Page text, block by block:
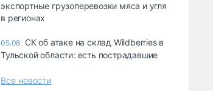
экспортные грузоперевозки мяса и угля
в регионах
05.08 СК об атаке на склад Wildberries в
Тульской области: есть пострадавшие
Все новости